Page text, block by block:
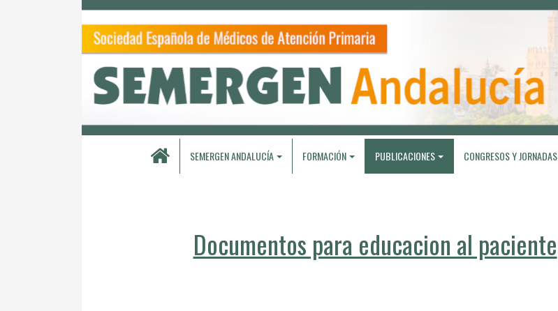
SEMERGEN ANDALUCÍA FORMACIÓN PUBLICACIONES CONGRESOS Y JORNADAS
Documentos para educacion al paciente